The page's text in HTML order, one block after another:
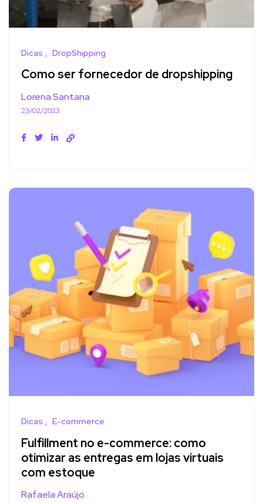
Dicas DropShipping
Como ser fornecedor de dropshipping
Lorena Santana
23/02/2023
Dicas E-commerce
Fulfillment no e-commerce: como
otimizar as entregas em lojas virtuais
com estoque
Rafaela Araújo